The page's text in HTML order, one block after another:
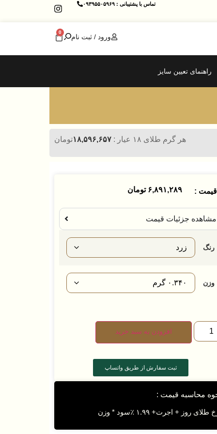
تماس با پشتیبانی : ۰۹۳۹۵۵۰۵۹۶۹
0
ورود / ثبت نام
راهنمای تعیین سایز
تومان۱۸,۵۹۶,۶۵۷ هر گرم طلای ۱۸ عیار :
۶,۸۹۱,۲۸۹ تومان قیمت :
مشاهده جزئیات قیمت
رنگ
وزن
افزودن به سبد خرید
ثبت سفارش از طریق واتساپ
محاسبه قیمت :
طلای روز + اجرت+ ۱.۹۹ ٪سود * وزن